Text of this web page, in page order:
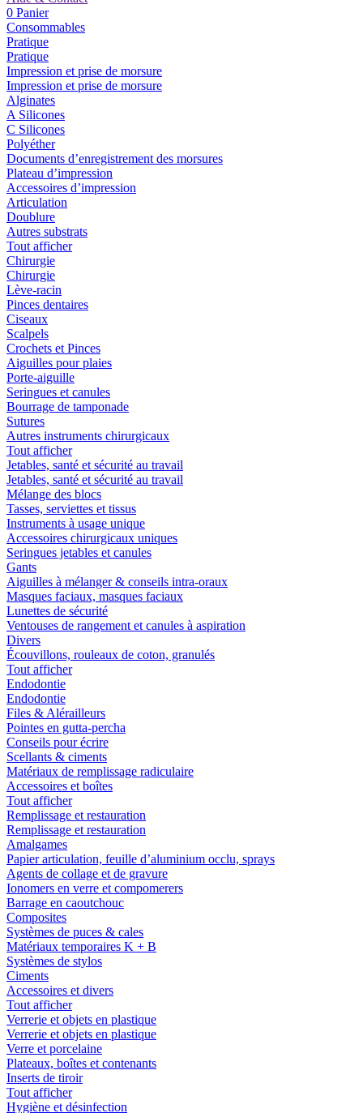
0 Panier
Consommables
Pratique
Pratique
Impression et prise de morsure
Impression et prise de morsure
Alginates
A Silicones
C Silicones
Polyéther
Documents d’enregistrement des morsures
Plateau d’impression
Accessoires d’impression
Articulation
Doublure
Autres substrats
Tout afficher
Chirurgie
Chirurgie
Lève-racin
Pinces dentaires
Ciseaux
Scalpels
Crochets et Pinces
Aiguilles pour plaies
Porte-aiguille
Seringues et canules
Bourrage de tamponade
Sutures
Autres instruments chirurgicaux
Tout afficher
Jetables, santé et sécurité au travail
Jetables, santé et sécurité au travail
Mélange des blocs
Tasses, serviettes et tissus
Instruments à usage unique
Accessoires chirurgicaux uniques
Seringues jetables et canules
Gants
Aiguilles à mélanger & conseils intra-oraux
Masques faciaux, masques faciaux
Lunettes de sécurité
Ventouses de rangement et canules à aspiration
Divers
Écouvillons, rouleaux de coton, granulés
Tout afficher
Endodontie
Endodontie
Files & Alérailleurs
Pointes en gutta-percha
Conseils pour écrire
Scellants & ciments
Matériaux de remplissage radiculaire
Accessoires et boîtes
Tout afficher
Remplissage et restauration
Remplissage et restauration
Amalgames
Papier articulation, feuille d’aluminium occlu, sprays
Agents de collage et de gravure
Ionomers en verre et compomerers
Barrage en caoutchouc
Composites
Systèmes de puces & cales
Matériaux temporaires K + B
Systèmes de stylos
Ciments
Accessoires et divers
Tout afficher
Verrerie et objets en plastique
Verrerie et objets en plastique
Verre et porcelaine
Plateaux, boîtes et contenants
Inserts de tiroir
Tout afficher
Hygiène et désinfection